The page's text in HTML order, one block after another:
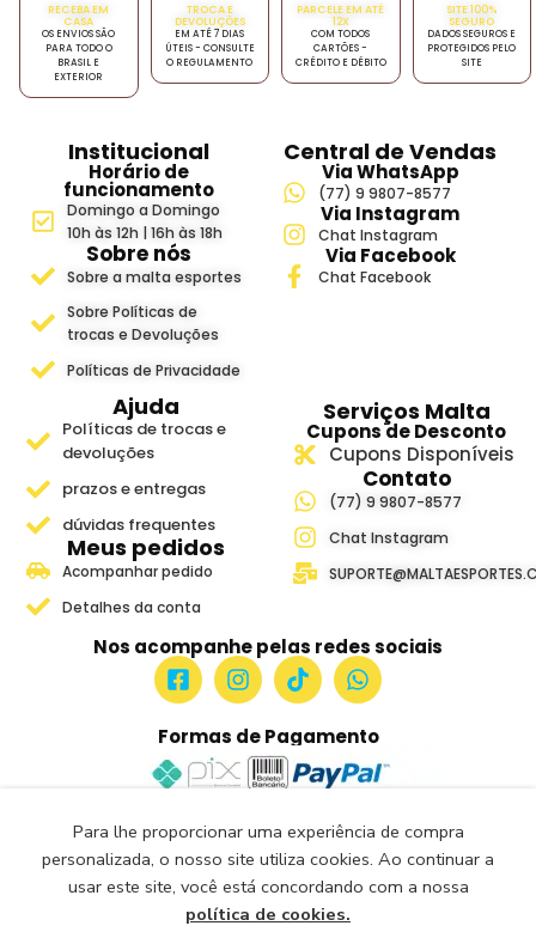
RECEBA EM
CASA
OS ENVIOS SÃO
PARA TODO O
BRASIL E
EXTERIOR
TROCA E
DEVOLUÇÕES
EM ATÉ 7 DIAS
ÚTEIS - CONSULTE
O REGULAMENTO
PARCELE EM ATÉ
12X
COM TODOS
CARTÕES -
CRÉDITO E DÉBITO
SITE 100%
SEGURO
DADOS SEGUROS E
PROTEGIDOS PELO
SITE
Institucional
Horário de
funcionamento
Domingo a Domingo
10h às 12h | 16h às 18h
Sobre nós
Sobre a malta esportes
Sobre Políticas de
trocas e Devoluções
Políticas de Privacidade
Central de Vendas
Via WhatsApp
(77) 9 9807-8577
Via Instagram
Chat Instagram
Via Facebook
Chat Facebook
Ajuda
Políticas de trocas e
devoluções
prazos e entregas
dúvidas frequentes
Meus pedidos
Acompanhar pedido
Detalhes da conta
Serviços Malta
Cupons de Desconto
Cupons Disponíveis
Contato
(77) 9 9807-8577
Chat Instagram
Nos acompanhe pelas redes sociais
Formas de Pagamento
Site Seguro e Verificado
Seguro Certificado
Certificado: Trustindex
Para lhe proporcionar uma experiência de compra
personalizada, o nosso site utiliza cookies. Ao continuar a
usar este site, você está concordando com a nossa
política de cookies.